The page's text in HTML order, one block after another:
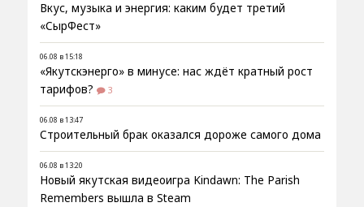
Вкус, музыка и энергия: каким будет третий
«СырФест»
06.08 в 15:18
«Якутскэнерго» в минусе: нас ждёт кратный рост
тарифов?
3
06.08 в 13:47
Строительный брак оказался дороже самого дома
06.08 в 13:20
Новый якутская видеоигра Kindawn: The Parish
Remembers вышла в Steam